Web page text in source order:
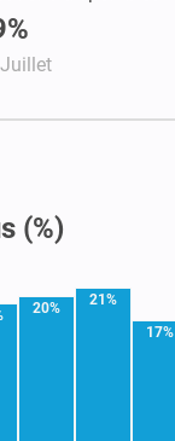
(%)
20% 21%
17%